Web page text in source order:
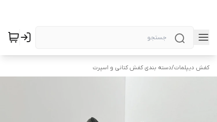
کفش دیپلمات/دسته بندی کفش کتانی و اسپرت